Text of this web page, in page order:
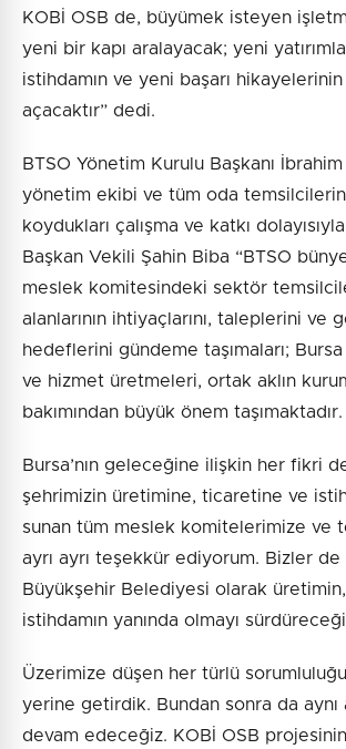
KOBİ OSB de, büyümek isteyen
yeni bir kapı aralayacak; yeni
istihdamın ve yeni başarı
açacaktır” dedi.
BTSO Yönetim Kurulu Başkanı
yönetim ekibi ve tüm oda
koydukları çalışma ve katkı
Başkan Vekili Şahin Biba “BTSO
meslek komitesindeki sektör
alanlarının ihtiyaçlarını, taleplerini ve
hedeflerini gündeme taşımaları;
ve hizmet üretmeleri, ortak aklın
bakımından büyük önem taşımaktadır.
Bursa’nın geleceğine ilişkin her fikri
şehrimizin üretimine, ticaretine ve
sunan tüm meslek komitelerimize ve
ayrı ayrı teşekkür ediyorum. Bizler de
Büyükşehir Belediyesi olarak üretimin,
istihdamın yanında olmayı
Üzerimize düşen her türlü
yerine getirdik. Bundan sonra da aynı
devam edeceğiz. KOBİ OSB projesinin